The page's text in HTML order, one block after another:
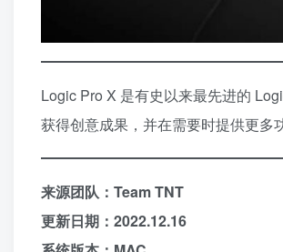
Logic Pro X 是有史以来最先进的
获得创意成果，并在需要时提供更多
来源团队：Team TNT
更新日期：2022.12.16